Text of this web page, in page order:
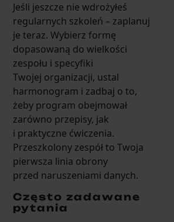
Jeśli jeszcze nie wdrożyłeś
regularnych szkoleń – zaplanuj
je teraz. Wybierz formę
dopasowaną do wielkości
zespołu i specyfiki
Twojej organizacji, ustal
harmonogram i zadbaj o to,
żeby program obejmował
zarówno przepisy, jak
i praktyczne ćwiczenia.
Przeszkolony zespół to Twoja
pierwsza linia obrony
przed naruszeniami danych.
Często zadawane
pytania